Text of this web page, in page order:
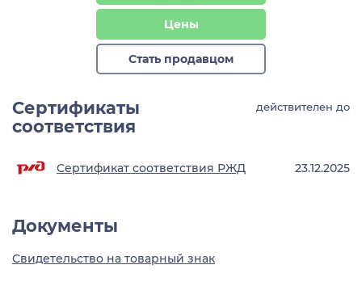
Цены
Стать продавцом
Сертификаты
соответствия
действителен до
Сертификат соответствия РЖД 23.12.2025
Документы
Свидетельство на товарный знак